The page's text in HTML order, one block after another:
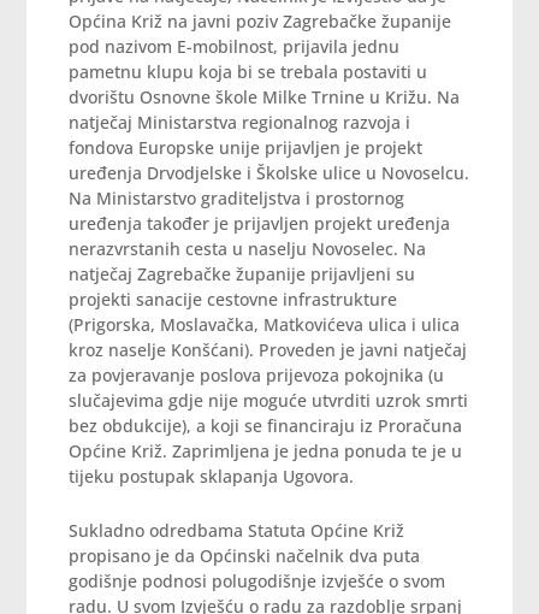
Općina Križ na javni poziv Zagrebačke županije
pod nazivom E-mobilnost, prijavila jednu
pametnu klupu koja bi se trebala postaviti u
dvorištu Osnovne škole Milke Trnine u Križu. Na
natječaj Ministarstva regionalnog razvoja i
fondova Europske unije prijavljen je projekt
uređenja Drvodjelske i Školske ulice u Novoselcu.
Na Ministarstvo graditeljstva i prostornog
uređenja također je prijavljen projekt uređenja
nerazvrstanih cesta u naselju Novoselec. Na
natječaj Zagrebačke županije prijavljeni su
projekti sanacije cestovne infrastrukture
(Prigorska, Moslavačka, Matkovićeva ulica i ulica
kroz naselje Konšćani). Proveden je javni natječaj
za povjeravanje poslova prijevoza pokojnika (u
slučajevima gdje nije moguće utvrditi uzrok smrti
bez obdukcije), a koji se financiraju iz Proračuna
Općine Križ. Zaprimljena je jedna ponuda te je u
tijeku postupak sklapanja Ugovora.
Sukladno odredbama Statuta Općine Križ
propisano je da Općinski načelnik dva puta
godišnje podnosi polugodišnje izvješće o svom
radu. U svom Izvješću o radu za razdoblje srpanj